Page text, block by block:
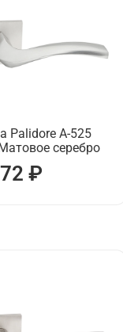
Palidore А-525
серебро
₽